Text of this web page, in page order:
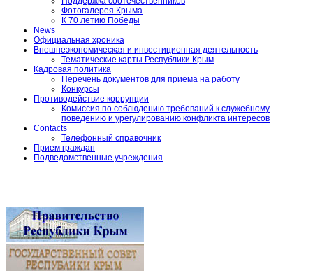
Фотогалерея Крыма
К 70 летию Победы
News
Официальная хроника
Внешнеэкономическая и инвестиционная деятельность
Тематические карты Республики Крым
Кадровая политика
Перечень документов для приема на работу
Конкурсы
Противодействие коррупции
Комиссия по соблюдению требований к служебному
поведению и урегулированию конфликта интересов
Contacts
Телефонный справочник
Прием граждан
Подведомственные учреждения